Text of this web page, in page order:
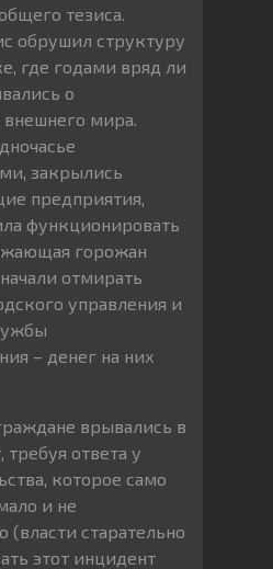
тезиса.
обрушил структуру
где годами вряд ли
о
мира.
закрылись
предприятия,
функционировать
горожан
отмирать
управления и
– денег на них
врывались в
ответа у
которое само
и не
(власти старательно
этот инцидент